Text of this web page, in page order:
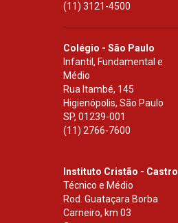
(11) 3121-4500
Colégio - São Paulo
Infantil, Fundamental e
Médio
Rua Itambé, 145
Higienópolis, São Paulo
SP, 01239-001
(11) 2766-7600
Instituto Cristão - Castro
Técnico e Médio
Rod. Guataçara Borba
Carneiro, km 03